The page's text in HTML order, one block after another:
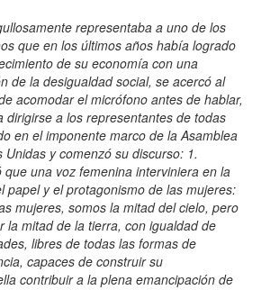
representaba a uno de los
que en los últimos años había logrado
de su economía con una
de la desigualdad social, se acercó al
acomodar el micrófono antes de hablar,
dirigirse a los representantes de todas
en el imponente marco de la Asamblea
y comenzó su discurso: 1.
una voz femenina interviniera en la
papel y el protagonismo de las mujeres:
mujeres, somos la mitad del cielo, pero
la mitad de la tierra, con igualdad de
libres de todas las formas de
capaces de construir su
contribuir a la plena emancipación de